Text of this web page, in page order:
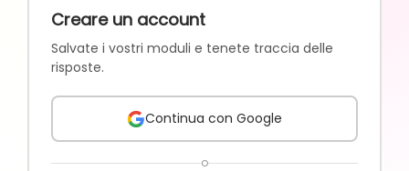
Creare un account
Salvate i vostri moduli e tenete traccia delle
risposte.
Continua con Google
o